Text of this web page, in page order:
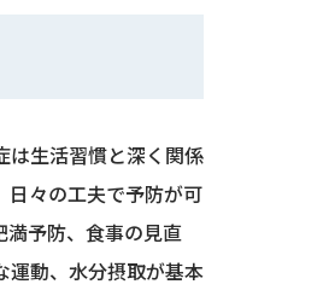
は生活習慣と深く関係
日々の工夫で予防が可
満予防、食事の見直
運動、水分摂取が基本